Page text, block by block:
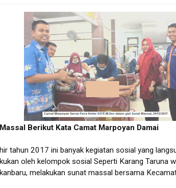
Berikut Kata Camat Marpoyan Damai
tahun 2017 ini banyak kegiatan sosial yang
oleh kelompok sosial Seperti Karang Taruna
melakukan sunat massal bersama